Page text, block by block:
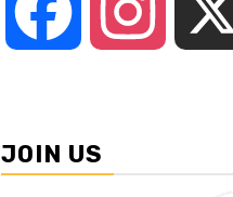
Facebook Instagram
JOIN US